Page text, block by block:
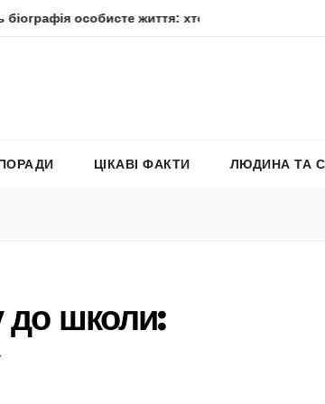
життя: хто вона насправді
ЦІКАВІ ФАКТИ ЛЮДИНА ТА
до школи: